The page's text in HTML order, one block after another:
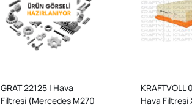
GRAT 22125 | Hava
Filtresi (Mercedes M270
KRAFTVOLL
Hava Filtresi